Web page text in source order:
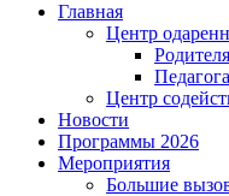
Главная
Центр
Центр
Новости
Программы 2026
Мероприятия
Большие